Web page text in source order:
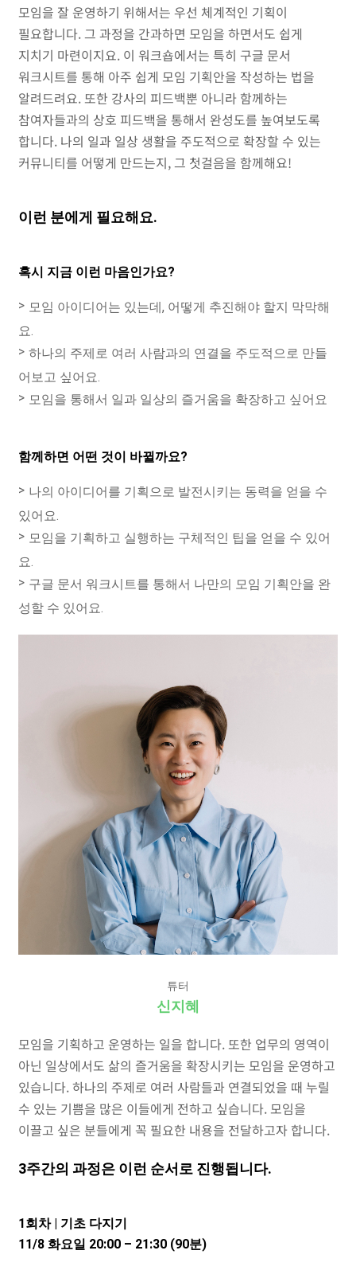
모임을 잘 운영하기 위해서는 우선 체계적인 기획이
필요합니다. 그 과정을 간과하면 모임을 하면서도 쉽게
지치기 마련이지요. 이 워크숍에서는 특히 구글 문서
워크시트를 통해 아주 쉽게 모임 기획안을 작성하는 법을
알려드려요. 또한 강사의 피드백뿐 아니라 함께하는
참여자들과의 상호 피드백을 통해서 완성도를 높여보도록
합니다. 나의 일과 일상 생활을 주도적으로 확장할 수 있는
커뮤니티를 어떻게 만드는지, 그 첫걸음을 함께해요!
이런 분에게 필요해요.
혹시 지금 이런 마음인가요?
모임 아이디어는 있는데, 어떻게 추진해야 할지 막막해
요.
하나의 주제로 여러 사람과의 연결을 주도적으로 만들
어보고 싶어요.
모임을 통해서 일과 일상의 즐거움을 확장하고 싶어요
함께하면 어떤 것이 바뀔까요?
나의 아이디어를 기획으로 발전시키는 동력을 얻을 수
있어요.
모임을 기획하고 실행하는 구체적인 팁을 얻을 수 있어
요.
구글 문서 워크시트를 통해서 나만의 모임 기획안을 완
성할 수 있어요.
튜터
신지혜
모임을 기획하고 운영하는 일을 합니다. 또한 업무의 영역이
아닌 일상에서도 삶의 즐거움을 확장시키는 모임을 운영하고
있습니다. 하나의 주제로 여러 사람들과 연결되었을 때 누릴
수 있는 기쁨을 많은 이들에게 전하고 싶습니다. 모임을
이끌고 싶은 분들에게 꼭 필요한 내용을 전달하고자 합니다.
3주간의 과정은 이런 순서로 진행됩니다.
1회차 | 기초 다지기
11/8 화요일 20:00 – 21:30 (90분)